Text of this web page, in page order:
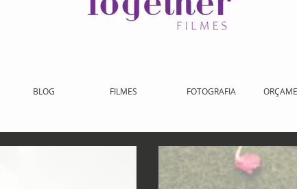
BLOG FILMES FOTOGRAFIA